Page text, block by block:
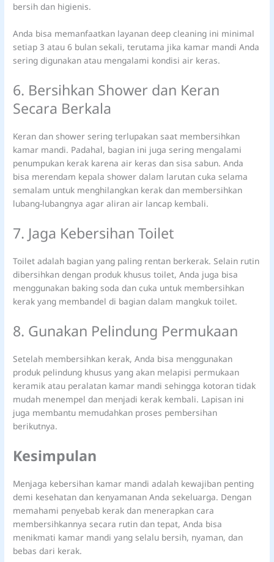
bersih dan higienis.
Anda bisa memanfaatkan layanan deep cleaning ini minimal
setiap 3 atau 6 bulan sekali, terutama jika kamar mandi Anda
sering digunakan atau mengalami kondisi air keras.
6. Bersihkan Shower dan Keran
Secara Berkala
Keran dan shower sering terlupakan saat membersihkan
kamar mandi. Padahal, bagian ini juga sering mengalami
penumpukan kerak karena air keras dan sisa sabun. Anda
bisa merendam kepala shower dalam larutan cuka selama
semalam untuk menghilangkan kerak dan membersihkan
lubang-lubangnya agar aliran air lancap kembali.
7. Jaga Kebersihan Toilet
Toilet adalah bagian yang paling rentan berkerak. Selain rutin
dibersihkan dengan produk khusus toilet, Anda juga bisa
menggunakan baking soda dan cuka untuk membersihkan
kerak yang membandel di bagian dalam mangkuk toilet.
8. Gunakan Pelindung Permukaan
Setelah membersihkan kerak, Anda bisa menggunakan
produk pelindung khusus yang akan melapisi permukaan
keramik atau peralatan kamar mandi sehingga kotoran tidak
mudah menempel dan menjadi kerak kembali. Lapisan ini
juga membantu memudahkan proses pembersihan
berikutnya.
Kesimpulan
Menjaga kebersihan kamar mandi adalah kewajiban penting
demi kesehatan dan kenyamanan Anda sekeluarga. Dengan
memahami penyebab kerak dan menerapkan cara
membersihkannya secara rutin dan tepat, Anda bisa
menikmati kamar mandi yang selalu bersih, nyaman, dan
bebas dari kerak.